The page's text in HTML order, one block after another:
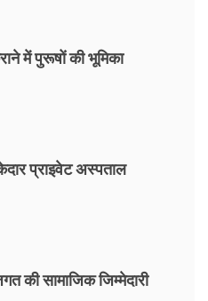
में पुरूषों की भूमिका
प्राइवेट अस्पताल
की सामाजिक जिम्मेदारी